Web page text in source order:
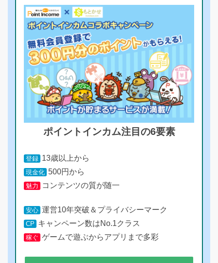
ポイントインカム注目の6要素
登録 13歳以上から
現金化 500円から
魅力 コンテンツの質が随一
安心 運営10年突破＆プライバシーマーク
CP キャンペーン数はNo.1クラス
稼ぐ ゲームで遊ぶからアプリまで多彩